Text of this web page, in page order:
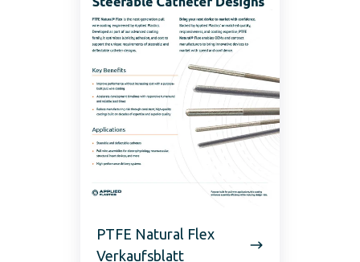
PTFE Natural Flex
Verkaufsblatt